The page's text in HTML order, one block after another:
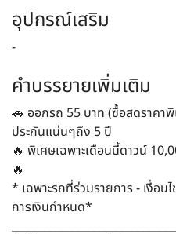
อุปกรณ์เสริม
-
คำบรรยายเพิ่มเติม
🚗 ออกรถ 55 บาท (ซื้อสดราคา
ประกันแน่นๆถึง 5 ปี
🔥 พิเศษเฉพาะเดือนนี้ดาวน์
🔥
* เฉพาะรถที่ร่วมรายการ - เงื่อ
การเงินกำหนด*